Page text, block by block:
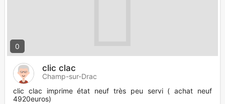
0
clic clac
Champ-sur-Drac
clic clac imprime état neuf très peu servi ( achat neuf
4920euros)